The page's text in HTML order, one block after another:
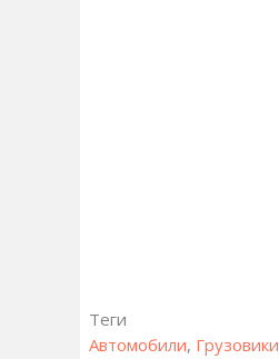
Теги
Автомобили, Грузовики